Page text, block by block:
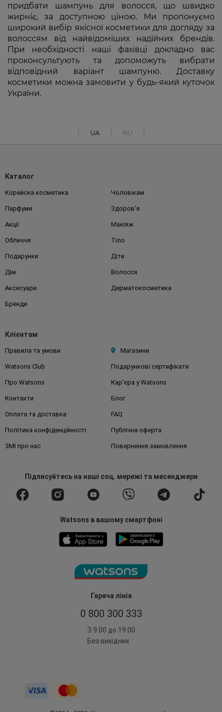
придбати шампунь для волосся, що швидко
жирніє, за доступною ціною. Ми пропонуємо
широкий вибір якісної косметики для догляду за
волоссям від найвідоміших надійних брендів.
При необхідності наші фахівці докладно вас
проконсультують та допоможуть вибрати
відповідний варіант шампуню. Доставку
косметики можна замовити у будь-який куточок
України.
UA RU
Гаряча лінія
0 800 300 333
З 9:00 до 19:00
Без вихідних
Каталог
Корейска косметика Чоловікам
Парфуми Здоров'я
Акції Макіяж
Обличчя Тіло
Подарунки Діти
Дім Волосся
Аксесуари Дерматокосметика
Бренди
Клієнтам
Правила та умови Магазини
Watsons Club Подарункові сертифікати
Про Watsons Кар'єра у Watsons
Контакти Блог
Оплата та доставка FAQ
Політика конфіденційності Публічна оферта
ЗМІ про нас Повернення замовлення
Підписуйтесьна наші соц. мережі та месенджери
Watsons в вашому смартфоні